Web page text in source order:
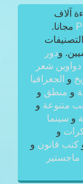
آلاف
مجانا.
ودور
دواوين شعر
و الجغرافيا
و منطق و
متنوعة و
و سينما
و
كتب قانون و